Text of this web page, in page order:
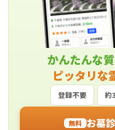
かんたんな
ピッタリな
登録不要 約
無料 お墓